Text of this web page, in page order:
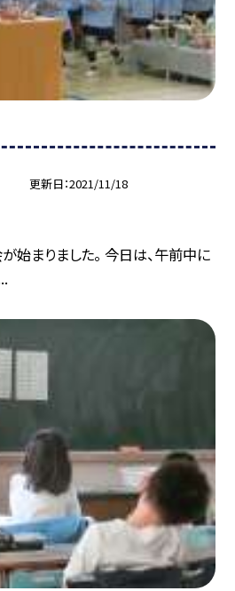
更新日 2021/11/18
が始まりました。 今日は、午前中に